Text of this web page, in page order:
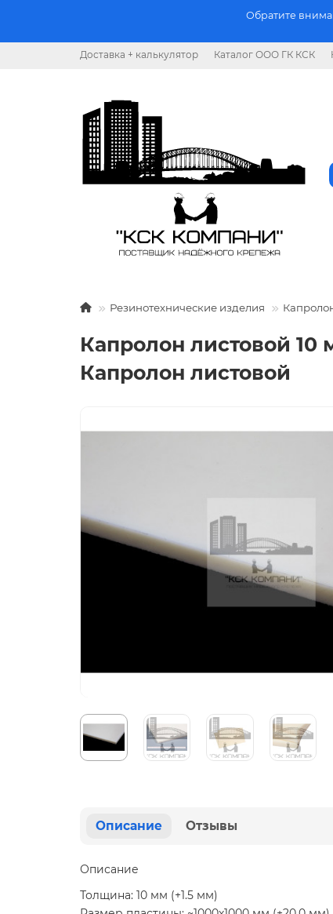
Обратите
Доставка + калькулятор Каталог ООО ГК КСК
Резинотехнические изделия
Капролон листовой
Капролон листовой
Описание Отзывы
Описание
Толщина: 10 мм (+1.5 мм)